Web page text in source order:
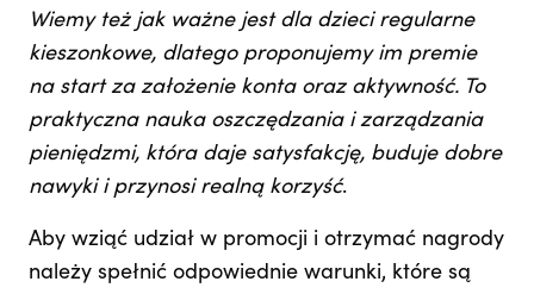
Wiemy też jak ważne jest dla dzieci regularne
kieszonkowe, dlatego proponujemy im premie
na start za założenie konta oraz aktywność. To
praktyczna nauka oszczędzania i zarządzania
pieniędzmi, która daje satysfakcję, buduje dobre
nawyki i przynosi realną korzyść.
Aby wziąć udział w promocji i otrzymać nagrody
należy spełnić odpowiednie warunki, które są